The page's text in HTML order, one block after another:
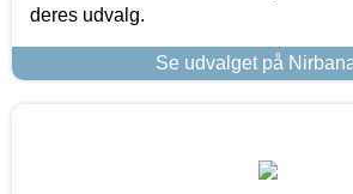
deres udvalg.
Se udvalget på